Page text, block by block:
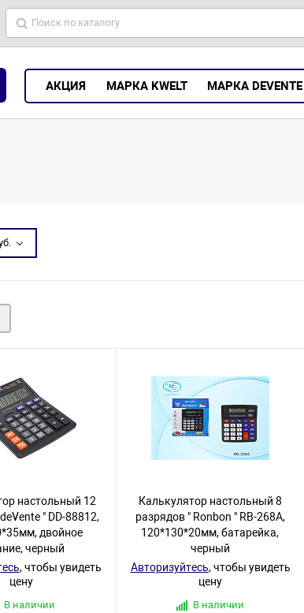
АКЦИЯ МАРКА KWELT МАРКА DEVENTE
настольный 12
" DD-88812,
двойное
черный
, чтобы увидеть
цену
В наличии
Калькулятор настольный 8
разрядов " Ronbon " RB-268A,
120*130*20мм, батарейка,
черный
Авторизуйтесь, чтобы увидеть
цену
В наличии